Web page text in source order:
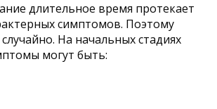
длительное время протекает
симптомов. Поэтому
На начальных стадиях
могут быть: